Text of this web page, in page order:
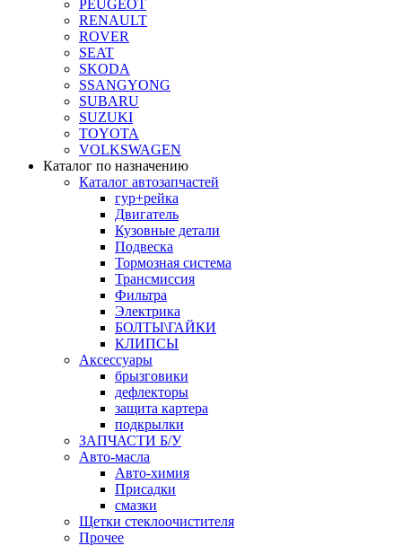
PEUGEOT
RENAULT
ROVER
SEAT
SKODA
SSANGYONG
SUBARU
SUZUKI
TOYOTA
VOLKSWAGEN
Каталог по назначению
Каталог автозапчастей
гур+рейка
Двигатель
Кузовные детали
Подвеска
Тормозная система
Трансмиссия
Фильтра
Электрика
БОЛТЫ\ГАЙКИ
КЛИПСЫ
Аксессуары
брызговики
дефлекторы
защита картера
подкрылки
ЗАПЧАСТИ Б/У
Авто-масла
Авто-химия
Присадки
смазки
Щетки стеклоочистителя
Прочее